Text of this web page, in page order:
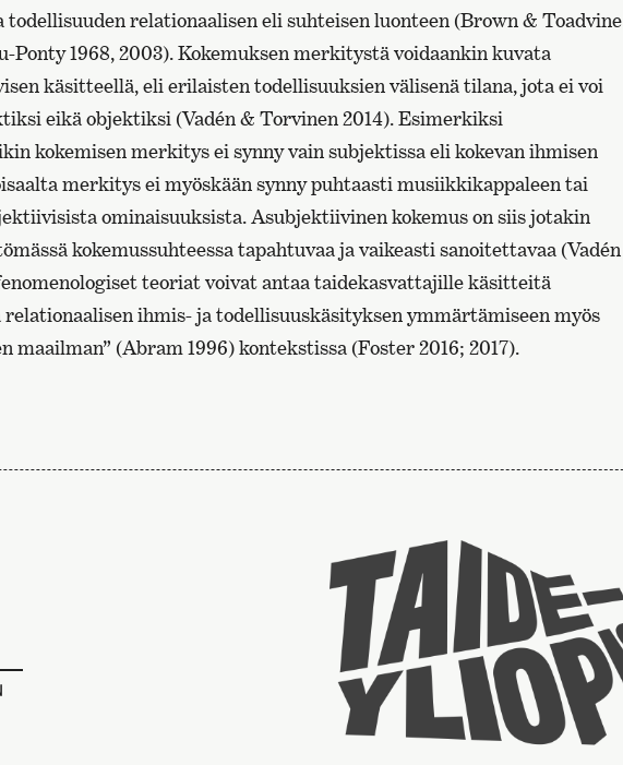
relationaalisen eli suhteisen luonteen (Brown & Toadvine
Ponty 1968, 2003). Kokemuksen merkitystä voidaankin kuvata
käsitteellä, eli erilaisten todellisuuksien välisenä tilana, jota ei voi
eikä objektiksi (Vadén & Torvinen 2014). Esimerkiksi
kokemisen merkitys ei synny vain subjektissa eli kokevan ihmisen
merkitys ei myöskään synny puhtaasti musiikkikappaleen tai
ominaisuuksista. Asubjektiivinen kokemus on siis jotakin
kokemussuhteessa tapahtuvaa ja vaikeasti sanoitettavaa (Vadén
teoriat voivat antaa taidekasvattajille käsitteitä
ihmis- ja todellisuuskäsityksen ymmärtämiseen myös
maailman” (Abram 1996) kontekstissa (Foster 2016; 2017).